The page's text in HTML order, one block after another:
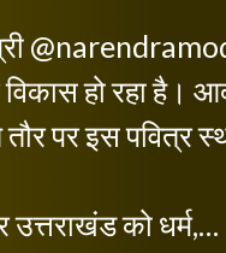
विकास हो रहा है।
पर इस पवित्र
को धर्म,…